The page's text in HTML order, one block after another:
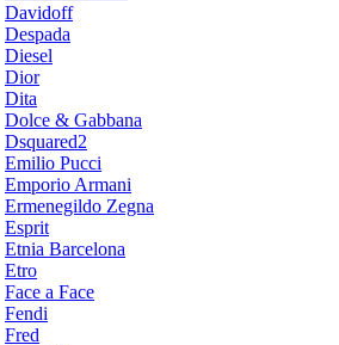
Davidoff
Despada
Diesel
Dior
Dita
Dolce & Gabbana
Dsquared2
Emilio Pucci
Emporio Armani
Ermenegildo Zegna
Esprit
Etnia Barcelona
Etro
Face a Face
Fendi
Fred